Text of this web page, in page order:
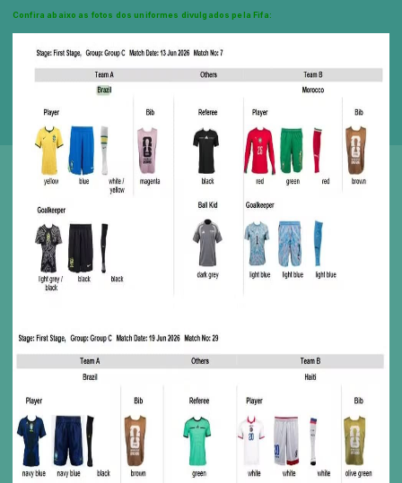
Confira abaixo as fotos dos uniformes divulgados pela Fifa: